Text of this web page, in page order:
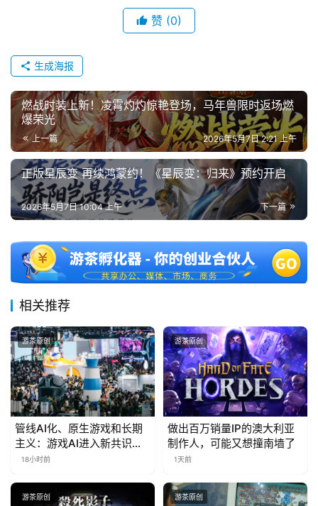
赞 (0)
生成海报
燃战时装上新！凌霄灼灼惊艳登场，马年兽限时返场燃
爆荣光
上一篇 2026年5月7日 2:21 上午
正版星辰变 再续鸿蒙约！《星辰变：归来》预约开启
下一篇
2026年5月7日 10:04 上午
相关推荐
游茶原创
管线AI化、原生游戏和长期
主义：游戏AI进入新共识时
代
18小时前
游茶原创
做出百万销量IP的澳大利亚
制作人，可能又想撞南墙了
1天前
游茶原创 游茶原创